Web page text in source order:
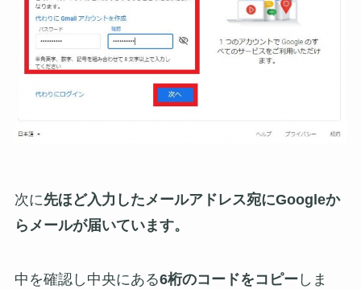
次に先ほど入力したメールアドレス宛にGoogleか
らメールが届いています。
中を確認し中央にある6桁のコードをコピー しま